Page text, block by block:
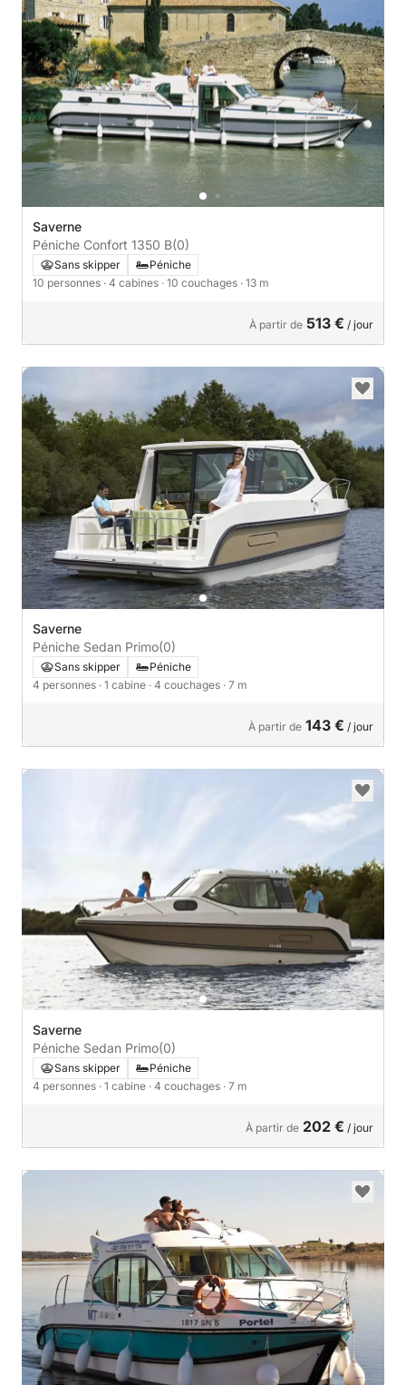
Saverne
Péniche Confort 1350 B(0)
Sans skipper
Péniche
10 personnes · 4 cabines · 10 couchages · 13 m
À partir de 513 € / jour
Saverne
Péniche Sedan Primo(0)
Sans skipper
Péniche
4 personnes · 1 cabine · 4 couchages · 7 m
À partir de 143 € / jour
Saverne
Péniche Sedan Primo(0)
Sans skipper
Péniche
4 personnes · 1 cabine · 4 couchages · 7 m
À partir de 202 € / jour